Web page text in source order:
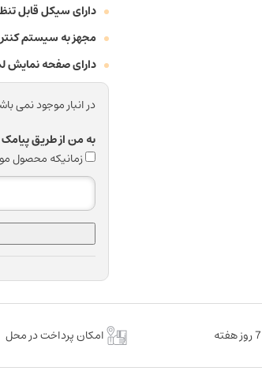
دارای سیکل قابل
مجهز به سیستم
دارای صفحه نمایش
در انبار موجود نمی
به من از طریق پیامک
زمانیکه محصول
امکان پرداخت در محل